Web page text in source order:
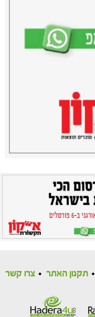
תקנון האתר צרו קשר